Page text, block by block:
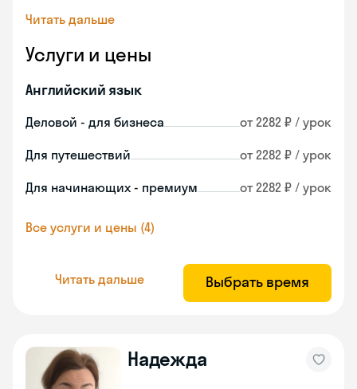
Читать дальше
Услуги и цены
Английский язык
Деловой - для бизнеса от 2282 ₽ / урок
Для путешествий от 2282 ₽ / урок
Для начинающих - премиум от 2282 ₽ / урок
Все услуги и цены (4)
Читать дальше Выбрать время
Надежда